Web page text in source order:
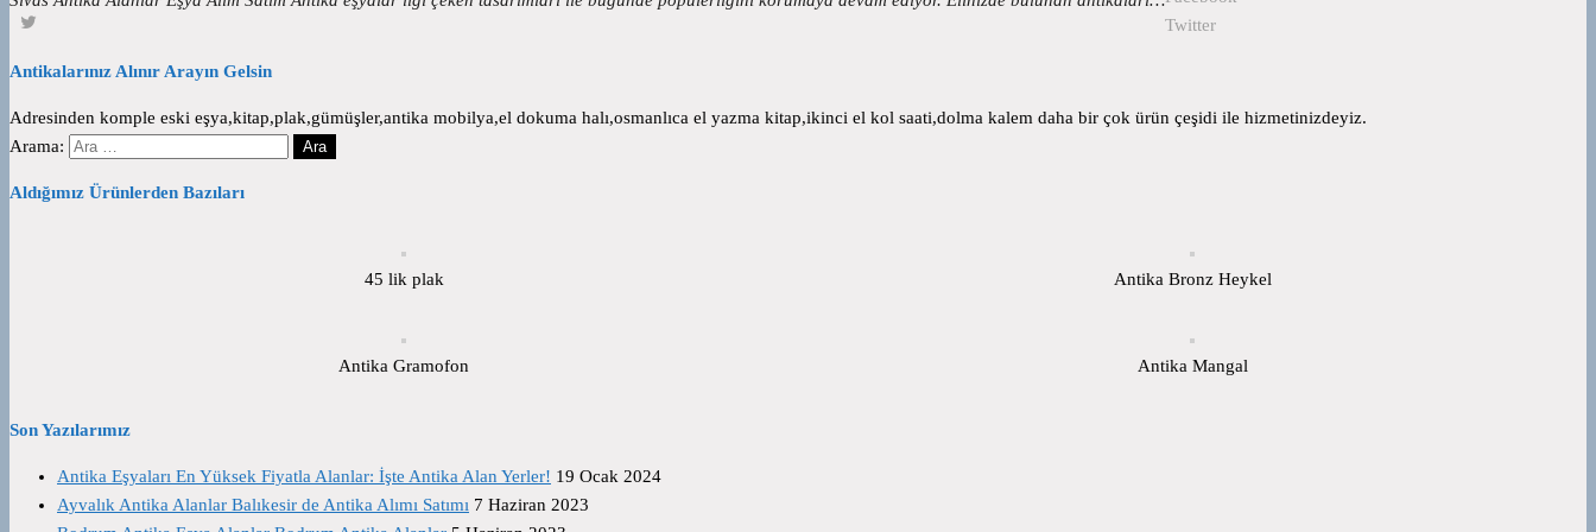
Twitter
Antikalarınız Alınır Arayın Gelsin
Adresinden komple eski eşya,kitap,plak,gümüşler,antika mobilya,el dokuma halı,osmanlıca el yazma kitap,ikinci el kol saati,dolma kalem daha bir çok ürün çeşidi ile hizmetinizdeyiz.
Arama:
Aldığımız Ürünlerden Bazıları
45 lik plak Antika Bronz Heykel
Antika Gramofon Antika Mangal
Son Yazılarımız
Antika Eşyaları En Yüksek Fiyatla Alanlar: İşte Antika Alan Yerler! 19 Ocak 2024
Ayvalık Antika Alanlar Balıkesir de Antika Alımı Satımı 7 Haziran 2023